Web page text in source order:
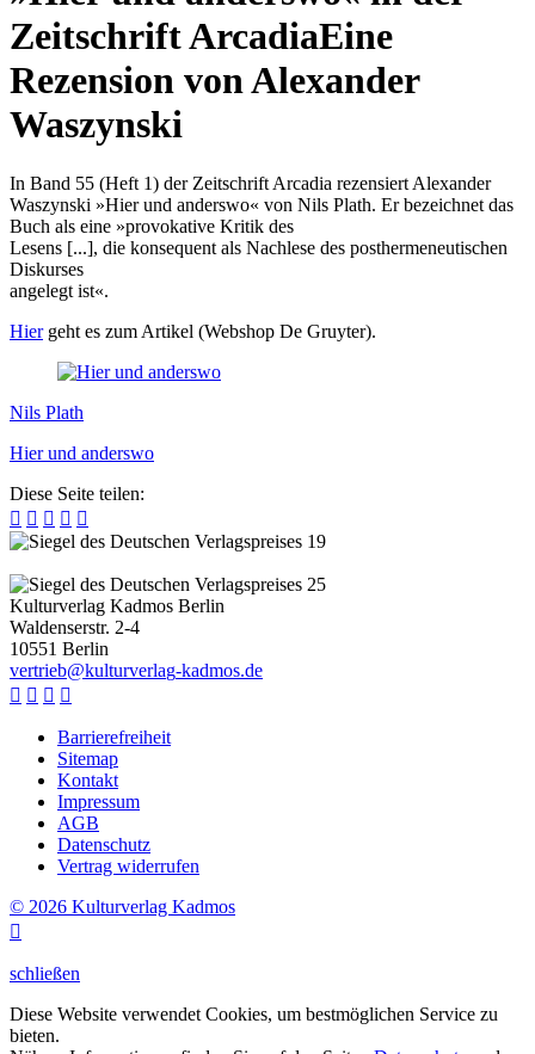
Zeitschrift ArcadiaEine
Rezension von Alexander
Waszynski
In Band 55 (Heft 1) der Zeitschrift Arcadia rezensiert Alexander
Waszynski »Hier und anderswo« von Nils Plath. Er bezeichnet das
Buch als eine »provokative Kritik des
Lesens [...], die konsequent als Nachlese des posthermeneutischen
Diskurses
angelegt ist«.
Hiergeht es zum Artikel (Webshop De Gruyter).
Nils Plath
Hier und anderswo
Diese Seite teilen:
    
Kulturverlag Kadmos Berlin
Waldenserstr. 2-4
10551 Berlin
vertrieb@kulturverlag-kadmos.de
   
Barrierefreiheit
Sitemap
Kontakt
Impressum
AGB
Datenschutz
Vertrag widerrufen
© 2026 Kulturverlag Kadmos

schließen
Diese Website verwendet Cookies, um bestmöglichen Service zu
bieten.